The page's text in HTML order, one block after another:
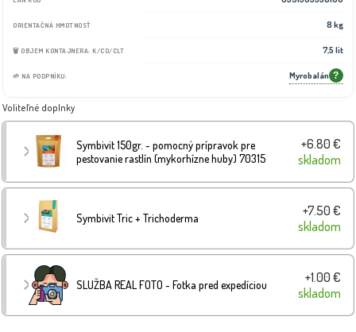
ORIENTAČNÁ HMOTNOSŤ 8 kg
🗑️ OBJEM KONTAJNERA: K/CO/CLT 7,5 lit
🌱 NA PODPNÍKU: Myrobalán ?
Voliteľné doplnky
Symbivit 150gr. - pomocný prípravok pre
pestovanie rastlín (mykorhízne huby) 70315
+6.80 €
skladom
Symbivit Tric + Trichoderma
+7.50 €
skladom
SLUŽBA REAL FOTO - Fotka pred expedíciou
+1.00 €
skladom